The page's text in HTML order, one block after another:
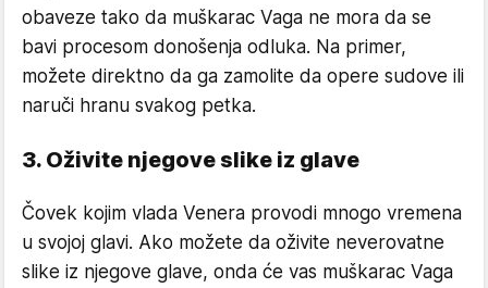
obaveze tako da muškarac Vaga ne mora da se
bavi procesom donošenja odluka. Na primer,
možete direktno da ga zamolite da opere sudove ili
naruči hranu svakog petka.
3. Oživite njegove slike iz glave
Čovek kojim vlada Venera provodi mnogo vremena
u svojoj glavi. Ako možete da oživite neverovatne
slike iz njegove glave, onda će vas muškarac Vaga